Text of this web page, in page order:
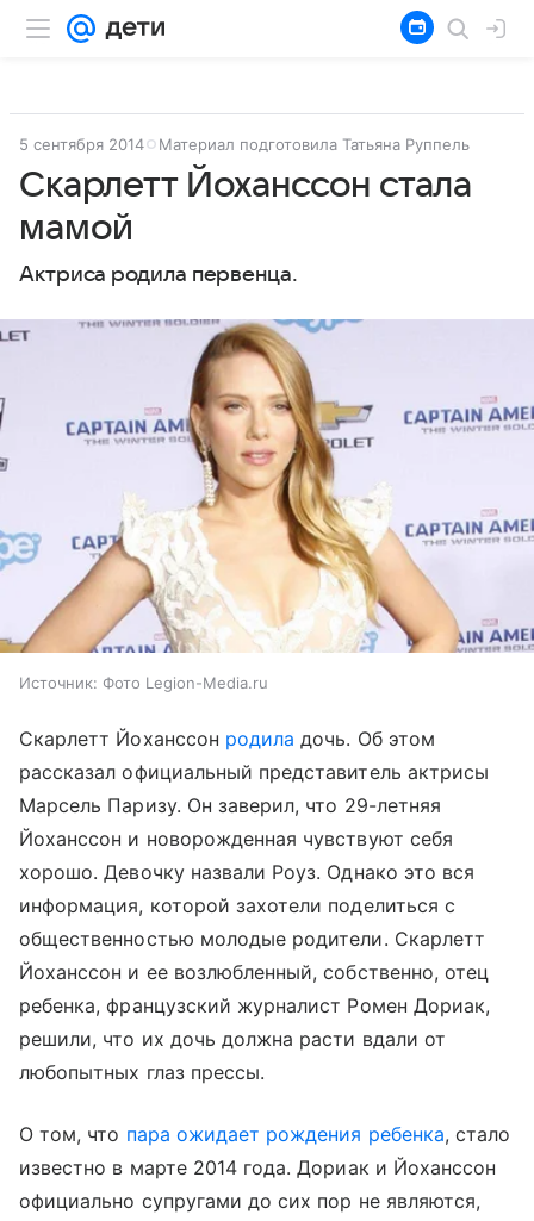
5 сентября 2014 Материал подготовила Татьяна Руппель
Скарлетт Йоханссон стала
мамой
Актриса родила первенца.
Источник: Фото Legion-Media.ru
Скарлетт Йоханссон родила дочь. Об этом
рассказал официальный представитель актрисы
Марсель Паризу. Он заверил, что 29-летняя
Йоханссон и новорожденная чувствуют себя
хорошо. Девочку назвали Роуз. Однако это вся
информация, которой захотели поделиться с
общественностью молодые родители. Скарлетт
Йоханссон и ее возлюбленный, собственно, отец
ребенка, французский журналист Ромен Дориак,
решили, что их дочь должна расти вдали от
любопытных глаз прессы.
О том, что пара ожидает рождения ребенка, стало
известно в марте 2014 года. Дориак и Йоханссон
официально супругами до сих пор не являются,